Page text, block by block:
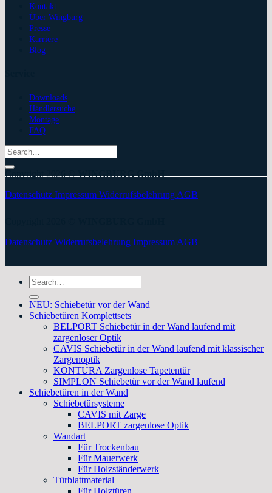
Kontakt
Über Wingburg
Presse
Karriere
Blog
Downloads
Händlersuche
Montage
FAQ
Search
for:
Copyright 2026 ©WINGBURG GmbH
Datenschutz Impressum Widerrufsbelehrung AGB
Datenschutz Widerrufsbelehrung Impressum AGB
Search
for:
NEU: Schiebetür vor der Wand
Schiebetüren Komplettsets
BELPORT Schiebetür in der Wand laufend mit
zargenloser Optik
CAVIS Schiebetür in der Wand laufend mit klassischer
Zargenoptik
KONTURA Zargenlose Tapetentür
SIMPLON Schiebetür vor der Wand laufend
Schiebetüren in der Wand
Schiebetürsysteme
CAVIS mit Zarge
BELPORT zargenlose Optik
Wandart
Für Trockenbau
Für Mauerwerk
Für Holzständerwerk
Türblattmaterial
Für Holztüren